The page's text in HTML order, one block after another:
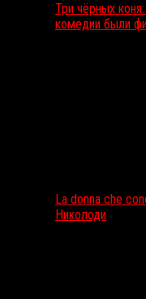
Три чёрных
комедии были
La donna che
Николоди